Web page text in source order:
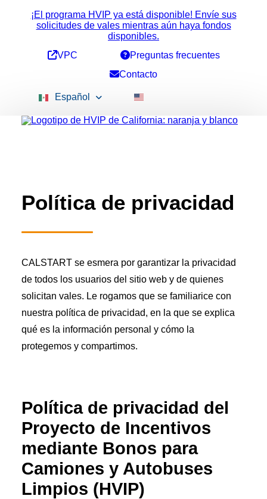
¡El programa HVIP ya está disponible! Envíe sus
solicitudes de vales mientras aún haya fondos
disponibles.
VPC
Preguntas frecuentes
Contacto
Español
Vehículos de conversión
Autobús de servicio pesado
Autobús de servicio medio
Camiones de basura
Furgonetas con escalón y paneles
Camiones rígidos
Tractores
¿Por qué elegir HVIP?
Resumen de la financiación
Flotas de autobuses escolares públicos
Recursos para compradores
Encuentre un distribuidor
Descripción general del distribuidor
Beneficios
Conviértase en distribuidor
Proceso de vales
Política de privacidad
CALSTART se esmera por garantizar la privacidad
de todos los usuarios del sitio web y de quienes
solicitan vales. Le rogamos que se familiarice con
nuestra política de privacidad, en la que se explica
qué es la información personal y cómo la
protegemos y compartimos.
Política de privacidad del
Proyecto de Incentivos
mediante Bonos para
Camiones y Autobuses
Limpios (HVIP)